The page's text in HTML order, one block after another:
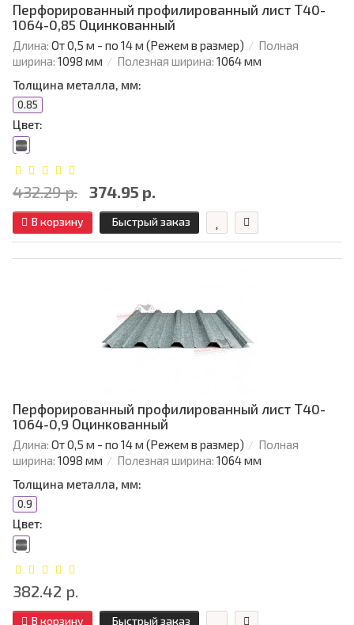
Перфорированный профилированный лист Т40-
1064-0,85 Оцинкованный
Длина: От 0,5 м - по 14 м (Режем в размер)
Полная
ширина: 1098 мм Полезная ширина: 1064 мм
Толщина металла, мм:
0.85
Цвет:
432.29 р. 374.95 р.
В корзину Быстрый заказ
Перфорированный профилированный лист Т40-
1064-0,9 Оцинкованный
Длина: От 0,5 м - по 14 м (Режем в размер)
Полная
ширина: 1098 мм Полезная ширина: 1064 мм
Толщина металла, мм:
0.9
Цвет:
382.42 р.
В корзину Быстрый заказ